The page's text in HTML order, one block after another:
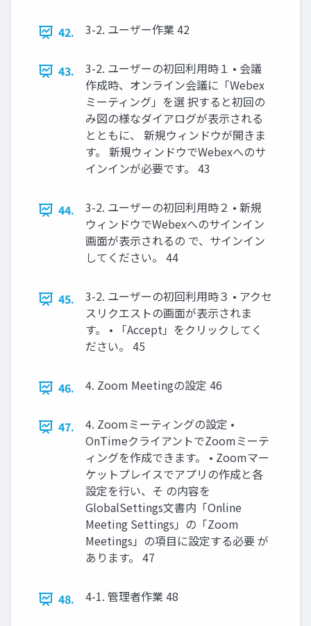
42. 3-2. ユーザー作業 42
43.
3-2. ユーザーの初回利用時１ • 会議
作成時、オンライン会議に「Webex
ミーティング」を選 択すると初回の
み図の様なダイアログが表示される
とともに、 新規ウィンドウが開きま
す。 新規ウィンドウでWebexへのサ
インインが必要です。 43
44.
3-2. ユーザーの初回利用時２ • 新規
ウィンドウでWebexへのサインイン
画面が表示されるの で、サインイン
してください。 44
45.
3-2. ユーザーの初回利用時３ • アクセ
スリクエストの画面が表示されま
す。 • 「Accept」をクリックしてく
ださい。 45
46. 4. Zoom Meetingの設定 46
47.
4. Zoomミーティングの設定 •
OnTimeクライアントでZoomミーテ
ィングを作成できます。 • Zoomマー
ケットプレイスでアプリの作成と各
設定を行い、そ の内容を
GlobalSettings文書内「Online
Meeting Settings」の「Zoom
Meetings」の項目に設定する必要 が
あります。 47
48. 4-1. 管理者作業 48